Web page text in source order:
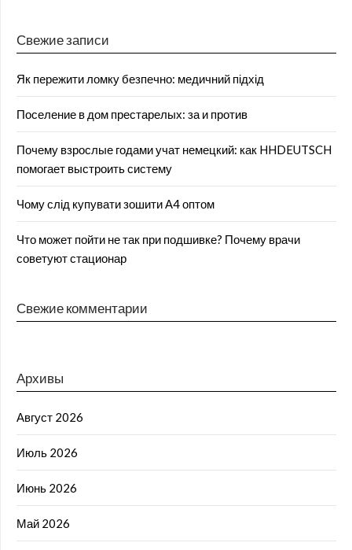
Свежие записи
Як пережити ломку безпечно: медичний підхід
Поселение в дом престарелых: за и против
Почему взрослые годами учат немецкий: как HHDEUTSCH
помогает выстроить систему
Чому слід купувати зошити А4 оптом
Что может пойти не так при подшивке? Почему врачи
советуют стационар
Свежие комментарии
Архивы
Август 2026
Июль 2026
Июнь 2026
Май 2026